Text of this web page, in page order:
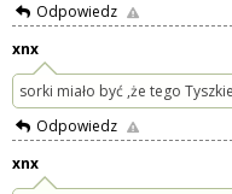
Odpowiedz
xnx
sorki miało być ,że tego
Odpowiedz
xnx